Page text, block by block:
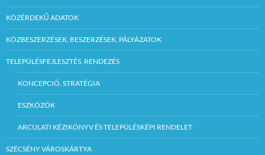
KÖZÉRDEKŰ ADATOK
KÖZBESZERZÉSEK, BESZERZÉSEK, PÁLYÁZATOK
TELEPÜLÉSFEJLESZTÉS, RENDEZÉS
KONCEPCIÓ, STRATÉGIA
ESZKÖZÖK
ARCULATI KÉZIKÖNYV ÉS TELEPÜLÉSKÉPI RENDELET
SZÉCSÉNY VÁROSKÁRTYA